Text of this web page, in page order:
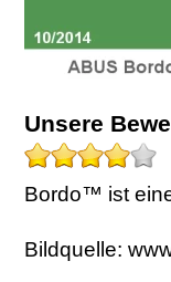
Unsere
Bordo™ ist
Bildquelle: